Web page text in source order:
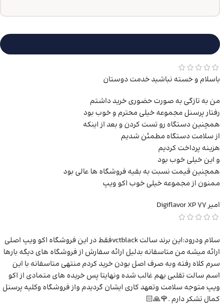
باسلام و خسته نباشید خدمت دوستان
من به تازگی به صورت حضوری خرید داشتم
رفتار پرسنل مجموعه خیلی محترم و خوب بود
همچنین دستگاه رو تست کردن و بعد از اینکه
از سلامت دستگاه مطمئن شدیم
هزینه پرداخت کردیم
و این خیلی خوب بود
همچنین قیمت نسبت به بقیه فروشگاه ها عالی بود
ممنون از مجموعه خیلی خوب اکو ویپ
امیرDigiflavor XP 77
سلام ودرود:این برند سالت vctblackفقط در این فروشگاه اکو ویپ اصلی
ارائه میشه من متاسفانه بدلیل ارائه سفارش از فروشگاه های دیگه بارها
سرم کلاه رفته وبه صرف اصل بودن خرید کردم منتهی متاسفانه با این
اسم سالت تقلبی بهم غالب شده ونهایتا پس خریده های متمادی از اکو
ویپ متوجه سلامت وتعهد کاری ایشان گردیدم واز فروشگاه وکلیه پرسنل
کمال تشکر دارم .🌹🙏🏻